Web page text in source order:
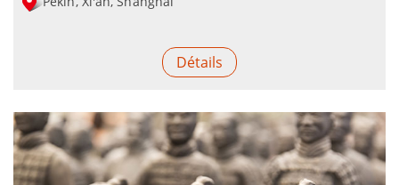
Détails